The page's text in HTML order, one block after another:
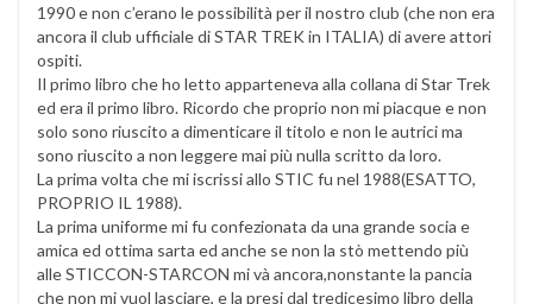
1990 e non c’erano le possibilità per il nostro club (che non era
ancora il club ufficiale di STAR TREK in ITALIA) di avere attori
ospiti.
Il primo libro che ho letto apparteneva alla collana di Star Trek
ed era il primo libro. Ricordo che proprio non mi piacque e non
solo sono riuscito a dimenticare il titolo e non le autrici ma
sono riuscito a non leggere mai più nulla scritto da loro.
La prima volta che mi iscrissi allo STIC fu nel 1988(ESATTO,
PROPRIO IL 1988).
La prima uniforme mi fu confezionata da una grande socia e
amica ed ottima sarta ed anche se non la stò mettendo più
alle STICCON-STARCON mi và ancora,nonstante la pancia
che non mi vuol lasciare, e la presi dal tredicesimo libro della